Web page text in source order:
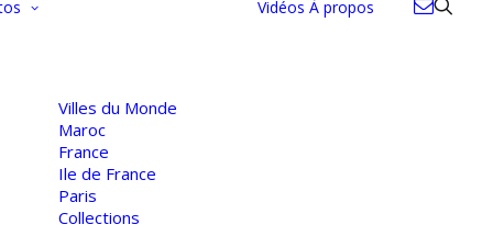
Villes du Monde
Maroc
France
Ile de France
Paris
Collections
Vidéos À propos